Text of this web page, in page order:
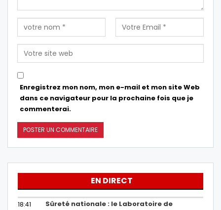
Enregistrez mon nom, mon e-mail et mon site Web
dans ce navigateur pour la prochaine fois que je
commenterai.
EN DIRECT
18:41
Sûreté nationale : le Laboratoire de